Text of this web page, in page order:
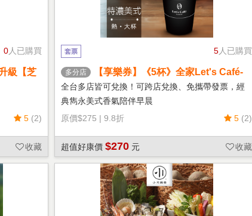
0人已購買
級【芝
5 (2)
收藏
5人已購買
套票
多分店
【享樂券】《5杯》全家Let's Café-
熱特濃美式(大杯)
全台多店皆可兌換！可跨店兌換、免攜帶發票，經
典雋永美式香氣陪伴早晨
原價$275 | 9.8折 5 (2)
超值好康價 $270 元 收藏